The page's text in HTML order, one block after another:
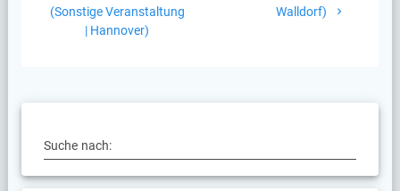
(Sonstige Veranstaltung
| Hannover)
Walldorf)
Suche nach: